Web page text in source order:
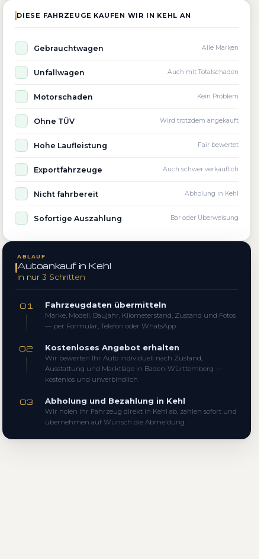
DIESE FAHRZEUGE KAUFEN WIR IN KEHL AN
Gebrauchtwagen Alle Marken
Unfallwagen Auch mit Totalschaden
Motorschaden Kein Problem
Ohne TÜV Wird trotzdem angekauft
Hohe Laufleistung Fair bewertet
Exportfahrzeuge Auch schwer verkäuflich
Nicht fahrbereit Abholung in Kehl
Sofortige Auszahlung Bar oder Überweisung
ABLAUF
Autoankauf in Kehl
in nur 3 Schritten
01 Fahrzeugdaten übermitteln
Marke, Modell, Baujahr, Kilometerstand, Zustand und Fotos
— per Formular, Telefon oder WhatsApp
02 Kostenloses Angebot erhalten
Wir bewerten Ihr Auto individuell nach Zustand,
Ausstattung und Marktlage in Baden-Württemberg —
kostenlos und unverbindlich
03 Abholung und Bezahlung in Kehl
Wir holen Ihr Fahrzeug direkt in Kehl ab, zahlen sofort und
übernehmen auf Wunsch die Abmeldung